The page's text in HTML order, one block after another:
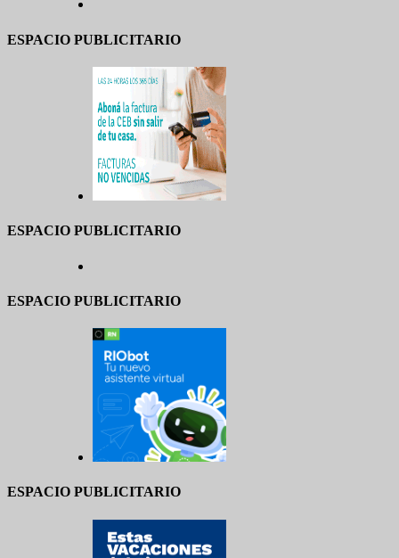
ESPACIO PUBLICITARIO
ESPACIO PUBLICITARIO
ESPACIO PUBLICITARIO
ESPACIO PUBLICITARIO